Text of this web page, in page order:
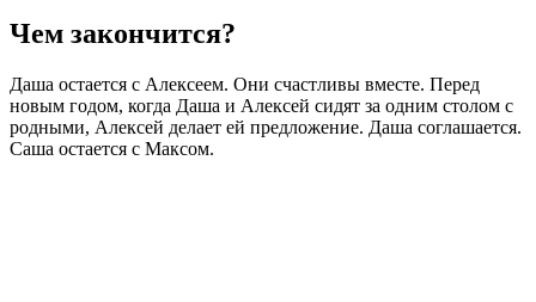
Чем закончится?
Даша остается с Алексеем. Они счастливы вместе. Перед
новым годом, когда Даша и Алексей сидят за одним столом с
родными, Алексей делает ей предложение. Даша соглашается.
Саша остается с Максом.